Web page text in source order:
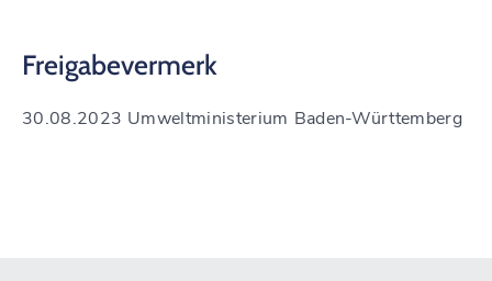
Freigabevermerk
30.08.2023 Umweltministerium Baden-Württemberg